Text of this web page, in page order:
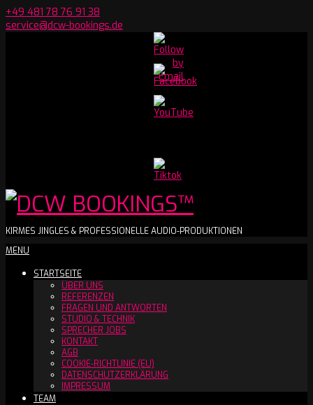
Skip
to
+49 481 78 76 91 38
service@dcw-bookings.de
Youtube
Channel
DCW
BOOKINGS™
KIRMES JINGLES & PROFESSIONELLE AUDIO-PRODUKTIONEN
Secondary
Menu
MENU
STARTSEITE
ÜBER UNS
REFERENZEN
FRAGEN UND ANTWORTEN
STUDIO & TECHNIK
SPRECHER JOBS
KONTAKT
AGB
COOKIE-RICHTLINIE (EU)
DATENSCHUTZERKLÄRUNG
IMPRESSUM
TEAM